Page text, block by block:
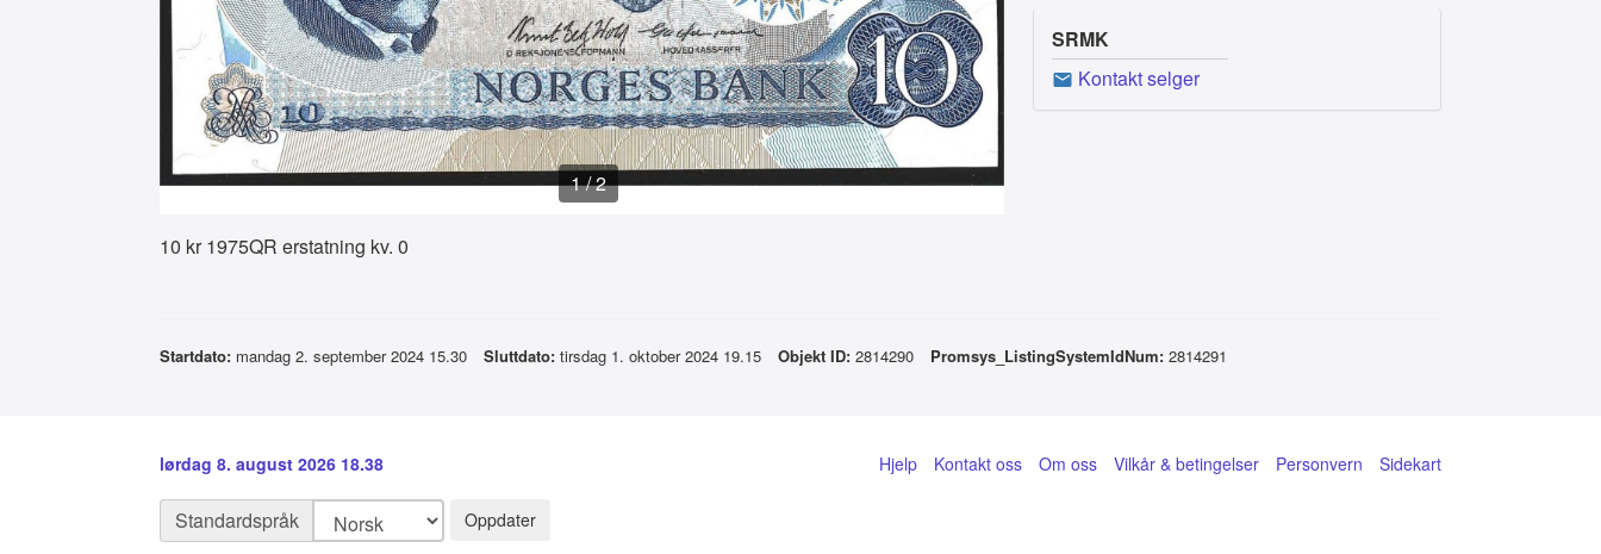
1/2
10 kr 1975QR erstatning kv. 0
SRMK
Kontakt selger
Startdato: mandag 2. september 2024 15.30 Sluttdato: tirsdag 1. oktober 2024 19.15 Objekt ID: 2814290 Promsys_ListingSystemIdNum: 2814291
lørdag 8. august 2026 18.38 Hjelp Kontakt oss Om oss Vilkår & betingelser Personvern Sidekart
Standardspråk